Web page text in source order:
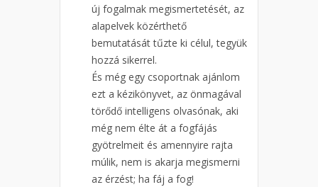
új fogalmak megismertetését, az
alapelvek közérthető
bemutatását tűzte ki célul, tegyük
hozzá sikerrel.
És még egy csoportnak ajánlom
ezt a kézikönyvet, az önmagával
törődő intelligens olvasónak, aki
még nem élte át a fogfájás
gyötrelmeit és amennyire rajta
múlik, nem is akarja megismerni
az érzést; ha fáj a fog!